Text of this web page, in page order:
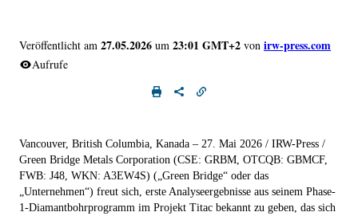
Veröffentlicht am 27.05.2026 um 23:01 GMT+2 von irw-press.com
Aufrufe
Vancouver, British Columbia, Kanada – 27. Mai 2026 / IRW-Press /
Green Bridge Metals Corporation (CSE: GRBM , OTCQB: GBMCF,
FWB: J48 , WKN: A3EW4S) ( „Green Bridge“ oder das
Unternehmen“) freut sich, erste Analyseergebnisse aus seinem Phase-
1-Diamantbohrprogramm im Projekt Titac bekannt zu geben, das sich